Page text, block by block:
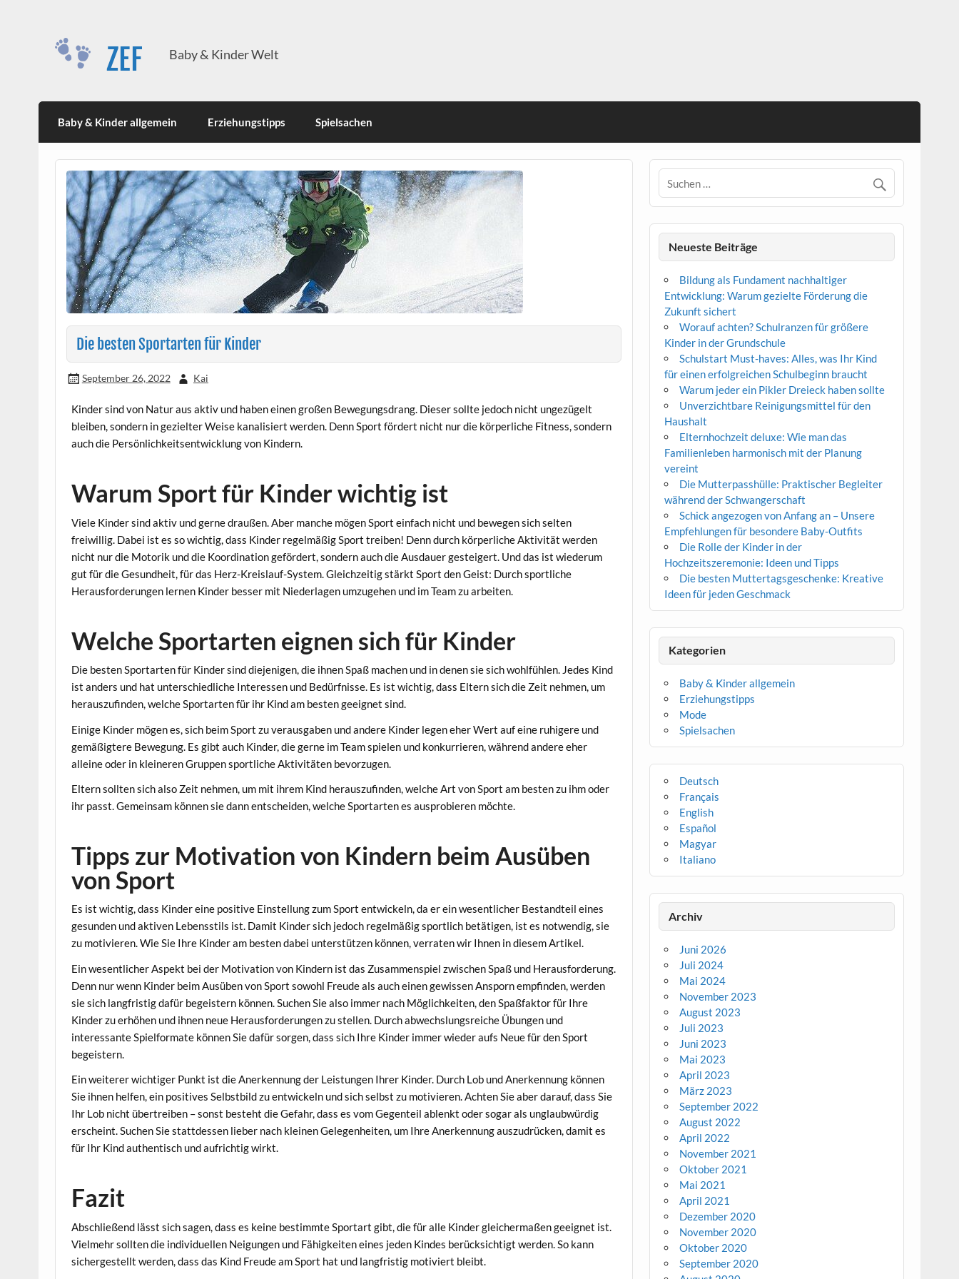
ZEF Baby & Kinder Welt
Baby & Kinder allgemein Erziehungstipps Spielsachen
Die besten Sportarten für Kinder
September 26, 2022 Kai
Kinder sind von Natur aus aktiv und haben einen großen Bewegungsdrang. Dieser sollte jedoch nicht ungezügelt
bleiben, sondern in gezielter Weise kanalisiert werden. Denn Sport fördert nicht nur die körperliche Fitness, sondern
auch die Persönlichkeitsentwicklung von Kindern.
Warum Sport für Kinder wichtig ist
Viele Kinder sind aktiv und gerne draußen. Aber manche mögen Sport einfach nicht und bewegen sich selten
freiwillig. Dabei ist es so wichtig, dass Kinder regelmäßig Sport treiben! Denn durch körperliche Aktivität werden
nicht nur die Motorik und die Koordination gefördert, sondern auch die Ausdauer gesteigert. Und das ist wiederum
gut für die Gesundheit, für das Herz-Kreislauf-System. Gleichzeitig stärkt Sport den Geist: Durch sportliche
Herausforderungen lernen Kinder besser mit Niederlagen umzugehen und im Team zu arbeiten.
Welche Sportarten eignen sich für Kinder
Die besten Sportarten für Kinder sind diejenigen, die ihnen Spaß machen und in denen sie sich wohlfühlen. Jedes Kind
ist anders und hat unterschiedliche Interessen und Bedürfnisse. Es ist wichtig, dass Eltern sich die Zeit nehmen, um
herauszufinden, welche Sportarten für ihr Kind am besten geeignet sind.
Einige Kinder mögen es, sich beim Sport zu verausgaben und andere Kinder legen eher Wert auf eine ruhigere und
gemäßigtere Bewegung. Es gibt auch Kinder, die gerne im Team spielen und konkurrieren, während andere eher
alleine oder in kleineren Gruppen sportliche Aktivitäten bevorzugen.
Eltern sollten sich also Zeit nehmen, um mit ihrem Kind herauszufinden, welche Art von Sport am besten zu ihm oder
ihr passt. Gemeinsam können sie dann entscheiden, welche Sportarten es ausprobieren möchte.
Tipps zur Motivation von Kindern beim Ausüben
von Sport
Es ist wichtig, dass Kinder eine positive Einstellung zum Sport entwickeln, da er ein wesentlicher Bestandteil eines
gesunden und aktiven Lebensstils ist. Damit Kinder sich jedoch regelmäßig sportlich betätigen, ist es notwendig, sie
zu motivieren. Wie Sie Ihre Kinder am besten dabei unterstützen können, verraten wir Ihnen in diesem Artikel.
Ein wesentlicher Aspekt bei der Motivation von Kindern ist das Zusammenspiel zwischen Spaß und Herausforderung.
Denn nur wenn Kinder beim Ausüben von Sport sowohl Freude als auch einen gewissen Ansporn empfinden, werden
sie sich langfristig dafür begeistern können. Suchen Sie also immer nach Möglichkeiten, den Spaßfaktor für Ihre
Kinder zu erhöhen und ihnen neue Herausforderungen zu stellen. Durch abwechslungsreiche Übungen und
interessante Spielformate können Sie dafür sorgen, dass sich Ihre Kinder immer wieder aufs Neue für den Sport
begeistern.
Ein weiterer wichtiger Punkt ist die Anerkennung der Leistungen Ihrer Kinder. Durch Lob und Anerkennung können
Sie ihnen helfen, ein positives Selbstbild zu entwickeln und sich selbst zu motivieren. Achten Sie aber darauf, dass Sie
Ihr Lob nicht übertreiben – sonst besteht die Gefahr, dass es vom Gegenteil ablenkt oder sogar als unglaubwürdig
erscheint. Suchen Sie stattdessen lieber nach kleinen Gelegenheiten, um Ihre Anerkennung auszudrücken, damit es
für Ihr Kind authentisch und aufrichtig wirkt.
Fazit
Abschließend lässt sich sagen, dass es keine bestimmte Sportart gibt, die für alle Kinder gleichermaßen geeignet ist.
Vielmehr sollten die individuellen Neigungen und Fähigkeiten eines jeden Kindes berücksichtigt werden. So kann
sichergestellt werden, dass das Kind Freude am Sport hat und langfristig motiviert bleibt.
Neueste Beiträge
Bildung als Fundament nachhaltiger
Entwicklung: Warum gezielte Förderung die
Zukunft sichert
Worauf achten? Schulranzen für größere
Kinder in der Grundschule
Schulstart Must-haves: Alles, was Ihr Kind
für einen erfolgreichen Schulbeginn braucht
Warum jeder ein Pikler Dreieck haben sollte
Unverzichtbare Reinigungsmittel für den
Haushalt
Elternhochzeit deluxe: Wie man das
Familienleben harmonisch mit der Planung
vereint
Die Mutterpasshülle: Praktischer Begleiter
während der Schwangerschaft
Schick angezogen von Anfang an – Unsere
Empfehlungen für besondere Baby-Outfits
Die Rolle der Kinder in der
Hochzeitszeremonie: Ideen und Tipps
Die besten Muttertagsgeschenke: Kreative
Ideen für jeden Geschmack
Kategorien
Baby & Kinder allgemein
Erziehungstipps
Mode
Spielsachen
Deutsch
Français
English
Español
Magyar
Italiano
Archiv
Juni 2026
Juli 2024
Mai 2024
November 2023
August 2023
Juli 2023
Juni 2023
Mai 2023
April 2023
März 2023
September 2022
August 2022
April 2022
November 2021
Oktober 2021
Mai 2021
April 2021
Dezember 2020
November 2020
Oktober 2020
September 2020